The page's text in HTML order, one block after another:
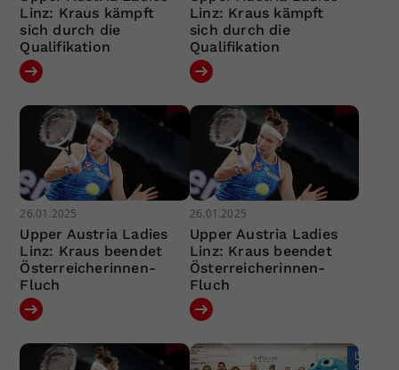
Linz: Kraus kämpft
sich durch die
Qualifikation
Linz: Kraus kämpft
sich durch die
Qualifikation
26.01.2025
Upper Austria Ladies
Linz: Kraus beendet
Österreicherinnen-
Fluch
26.01.2025
Upper Austria Ladies
Linz: Kraus beendet
Österreicherinnen-
Fluch